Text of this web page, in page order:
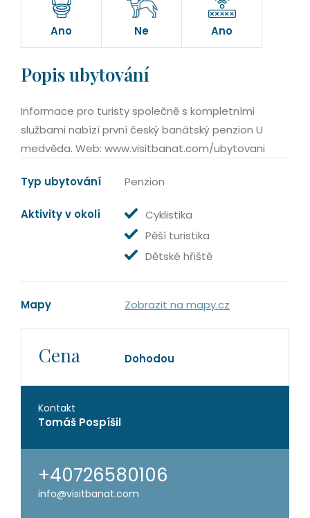
Ano Ne Ano
Popis ubytování
Informace pro turisty společně s kompletními
službami nabízí první český banátský penzion U
medvěda. Web: www.visitbanat.com/ubytovani
Typ ubytování Penzion
Aktivity v okolí
Cyklistika
Pěší turistika
Dětské hřiště
Mapy Zobrazit na mapy.cz
Cena Dohodou
Kontakt
Tomáš Pospíšil
+40726580106
info@visitbanat.com